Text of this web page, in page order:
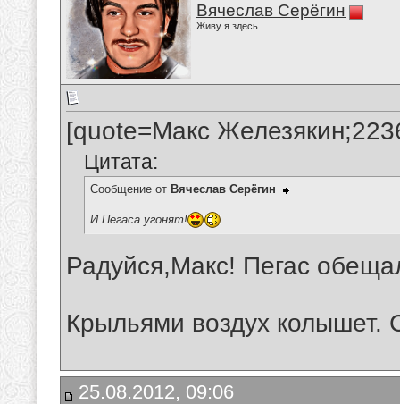
Вячеслав Серёгин
Живу я здесь
[quote=Макс
Цитата:
Сообщение от Вячеслав Серёгин
И Пегаса угонят!
Радуйся,Макс! Пегас
Крыльями воздух колышет.
25.08.2012, 09:06